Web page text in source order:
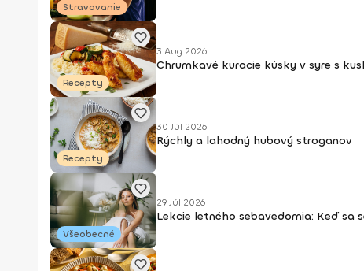
Stravovanie
Recepty
3 Aug 2026
Chrumkavé kuracie kúsky v syre s
Recepty
30 Júl 2026
Rýchly a lahodný hubový stroganov
Všeobecné
29 Júl 2026
Lekcie letného sebavedomia: Keď